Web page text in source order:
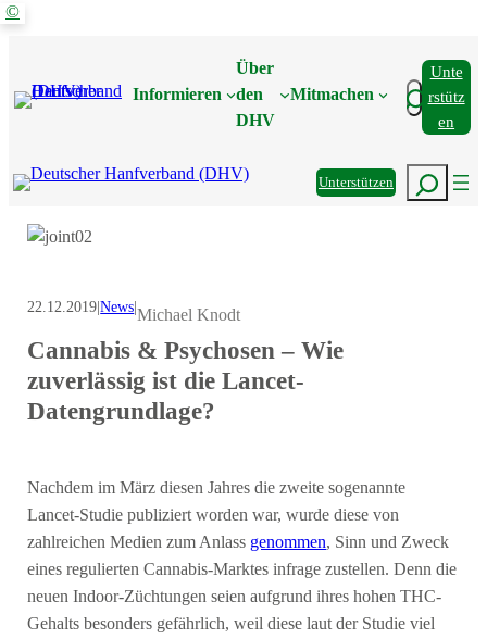
Zum
Informieren
Über
den
DHV
Mitmachen Suchen
Unte
Rstütz
En
UnterstützenSuchen
©
22.12.2019|News|Michael Knodt
Cannabis & Psychosen – Wie
zuverlässig ist die Lancet-
Datengrundlage?
Nachdem im März diesen Jahres die zweite sogenannte
Lancet-Studie publiziert worden war, wurde diese von
zahlreichen Medien zum Anlass genommen, Sinn und Zweck
eines regulierten Cannabis-Marktes infrage zustellen. Denn die
neuen Indoor-Züchtungen seien aufgrund ihres hohen THC-
Gehalts besonders gefährlich, weil diese laut der Studie viel